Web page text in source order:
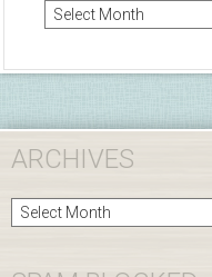
Arc
ARCHIVES
Archives